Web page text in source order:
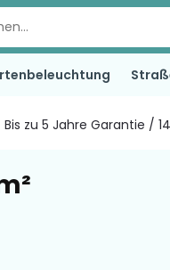
Bis zu 5 Jahre Garantie /